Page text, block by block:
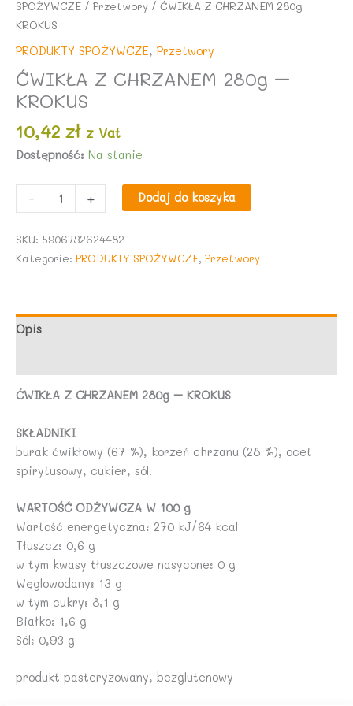
SPOŻYWCZE / Przetwory / ĆWIKŁA Z CHRZANEM 280g –
KROKUS
PRODUKTY SPOŻYWCZE, Przetwory
ĆWIKŁA Z CHRZANEM 280g –
KROKUS
10,42 zł z Vat
Dostępność: Na stanie
-
ĆWIKŁA
Z
+ Dodaj do koszyka
SKU: 5906732624482
Kategorie: PRODUKTY SPOŻYWCZE, Przetwory
Opis
ĆWIKŁA Z CHRZANEM 280g – KROKUS
SKŁADNIKI
burak ćwikłowy (67 %), korzeń chrzanu (28 %), ocet
spirytusowy, cukier, sól.
WARTOŚĆ ODŻYWCZA W 100 g
Wartość energetyczna: 270 kJ/64 kcal
Tłuszcz: 0,6 g
w tym kwasy tłuszczowe nasycone: 0 g
Węglowodany: 13 g
w tym cukry: 8,1 g
Białko: 1,6 g
Sól: 0,93 g
produkt pasteryzowany, bezglutenowy